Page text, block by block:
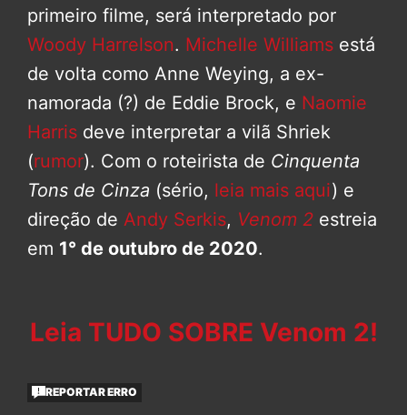
primeiro filme, será interpretado por
Woody Harrelson. Michelle Williams está
de volta como Anne Weying, a ex-
namorada (?) de Eddie Brock, e Naomie
Harris deve interpretar a vilã Shriek
(rumor). Com o roteirista de Cinquenta
Tons de Cinza (sério, leia mais aqui) e
direção de Andy Serkis, Venom 2 estreia
em 1° de outubro de 2020.
Leia TUDO SOBRE Venom 2!
REPORTAR ERRO